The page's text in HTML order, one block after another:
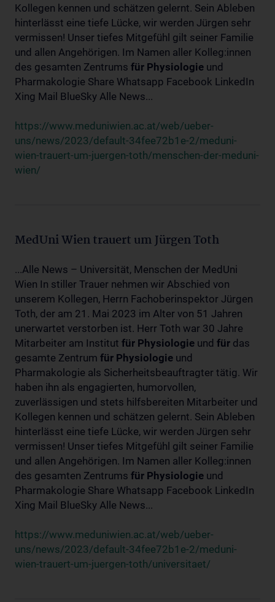
Kollegen kennen und schätzen gelernt. Sein Ableben
hinterlässt eine tiefe Lücke, wir werden Jürgen sehr
vermissen! Unser tiefes Mitgefühl gilt seiner Familie
und allen Angehörigen. Im Namen aller Kolleg:innen
des gesamten Zentrums für Physiologie und
Pharmakologie Share Whatsapp Facebook LinkedIn
Xing Mail BlueSky Alle News...
https://www.meduniwien.ac.at/web/ueber-
uns/news/2023/default-34fee72b1e-2/meduni-
wien-trauert-um-juergen-toth/menschen-der-meduni-
wien/
MedUni Wien trauert um Jürgen Toth
...Alle News – Universität, Menschen der MedUni
Wien In stiller Trauer nehmen wir Abschied von
unserem Kollegen, Herrn Fachoberinspektor Jürgen
Toth, der am 21. Mai 2023 im Alter von 51 Jahren
unerwartet verstorben ist. Herr Toth war 30 Jahre
Mitarbeiter am Institut für Physiologie und für das
gesamte Zentrum für Physiologie und
Pharmakologie als Sicherheitsbeauftragter tätig. Wir
haben ihn als engagierten, humorvollen,
zuverlässigen und stets hilfsbereiten Mitarbeiter und
Kollegen kennen und schätzen gelernt. Sein Ableben
hinterlässt eine tiefe Lücke, wir werden Jürgen sehr
vermissen! Unser tiefes Mitgefühl gilt seiner Familie
und allen Angehörigen. Im Namen aller Kolleg:innen
des gesamten Zentrums für Physiologie und
Pharmakologie Share Whatsapp Facebook LinkedIn
Xing Mail BlueSky Alle News...
https://www.meduniwien.ac.at/web/ueber-
uns/news/2023/default-34fee72b1e-2/meduni-
wien-trauert-um-juergen-toth/universitaet/